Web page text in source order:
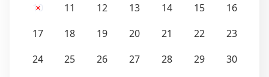
10
11 12 13 14 15
16
17
18 19 20 21 22
23
24
25 26 27 28 29
30